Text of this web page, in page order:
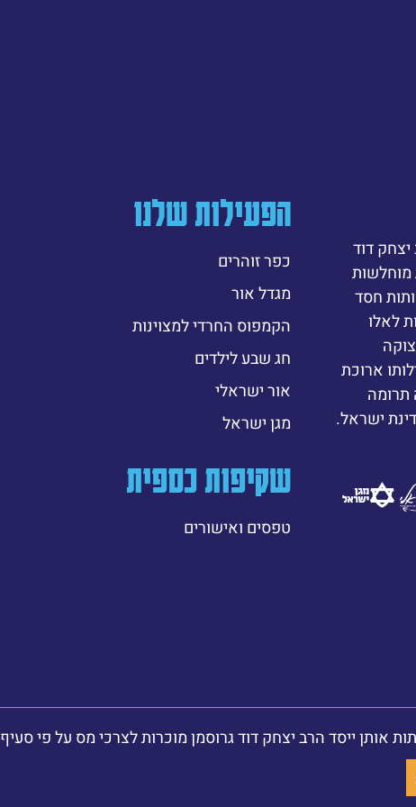
יצחק דוד
מוחלשות
חסד
לאלו
ארוכת
תרומה
ישראל.
הפעילות שלנו
כפר זוהרים
מגדל אור
הקמפוס החרדי למצוינות
חג שבע לילדים
אור ישראלי
מגן ישראל
שקיפות כספית
טפסים ואישורים
ייסד הרב יצחק דוד גרוסמן מוכרות לצרכי מס על פי סעיף 46 לפקודת מס הכנסה.